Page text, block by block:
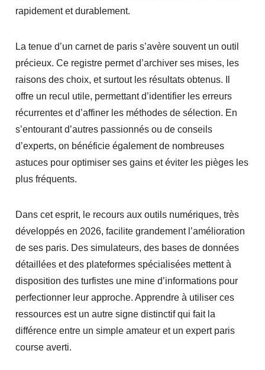
rapidement et durablement.
La tenue d’un carnet de paris s’avère souvent un outil
précieux. Ce registre permet d’archiver ses mises, les
raisons des choix, et surtout les résultats obtenus. Il
offre un recul utile, permettant d’identifier les erreurs
récurrentes et d’affiner les méthodes de sélection. En
s’entourant d’autres passionnés ou de conseils
d’experts, on bénéficie également de nombreuses
astuces pour optimiser ses gains et éviter les pièges les
plus fréquents.
Dans cet esprit, le recours aux outils numériques, très
développés en 2026, facilite grandement l’amélioration
de ses paris. Des simulateurs, des bases de données
détaillées et des plateformes spécialisées mettent à
disposition des turfistes une mine d’informations pour
perfectionner leur approche. Apprendre à utiliser ces
ressources est un autre signe distinctif qui fait la
différence entre un simple amateur et un expert paris
course averti.